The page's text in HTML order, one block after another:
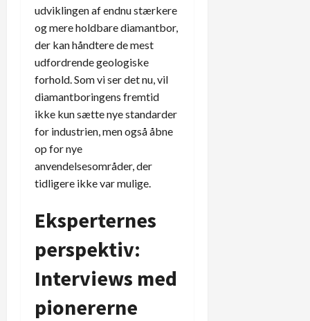
udviklingen af endnu stærkere
og mere holdbare diamantbor,
der kan håndtere de mest
udfordrende geologiske
forhold. Som vi ser det nu, vil
diamantboringens fremtid
ikke kun sætte nye standarder
for industrien, men også åbne
op for nye
anvendelsesområder, der
tidligere ikke var mulige.
Eksperternes
perspektiv:
Interviews med
pionererne